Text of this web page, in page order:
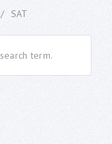
/ SAT